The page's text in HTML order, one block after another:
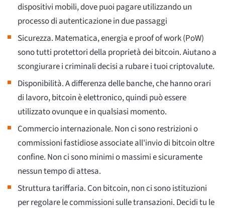
dispositivi mobili, dove puoi pagare utilizzando un
processo di autenticazione in due passaggi
Sicurezza. Matematica, energia e proof of work (PoW)
sono tutti protettori della proprietà dei bitcoin. Aiutano a
scongiurare i criminali decisi a rubare i tuoi criptovalute.
Disponibilità. A differenza delle banche, che hanno orari
di lavoro, bitcoin è elettronico, quindi può essere
utilizzato ovunque e in qualsiasi momento.
Commercio internazionale. Non ci sono restrizioni o
commissioni fastidiose associate all'invio di bitcoin oltre
confine. Non ci sono minimi o massimi e sicuramente
nessun tempo di attesa.
Struttura tariffaria. Con bitcoin, non ci sono istituzioni
per regolare le commissioni sulle transazioni. Decidi tu le